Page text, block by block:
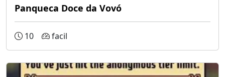
Panqueca Doce da Vovó
10 facil